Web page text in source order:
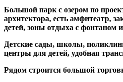
Большой парк с озером по
архитектора, есть амфитеатр,
детей, зоны отдыха с фонтаном
Детские сады, школы,
центры для детей, удобная
Рядом строится большой